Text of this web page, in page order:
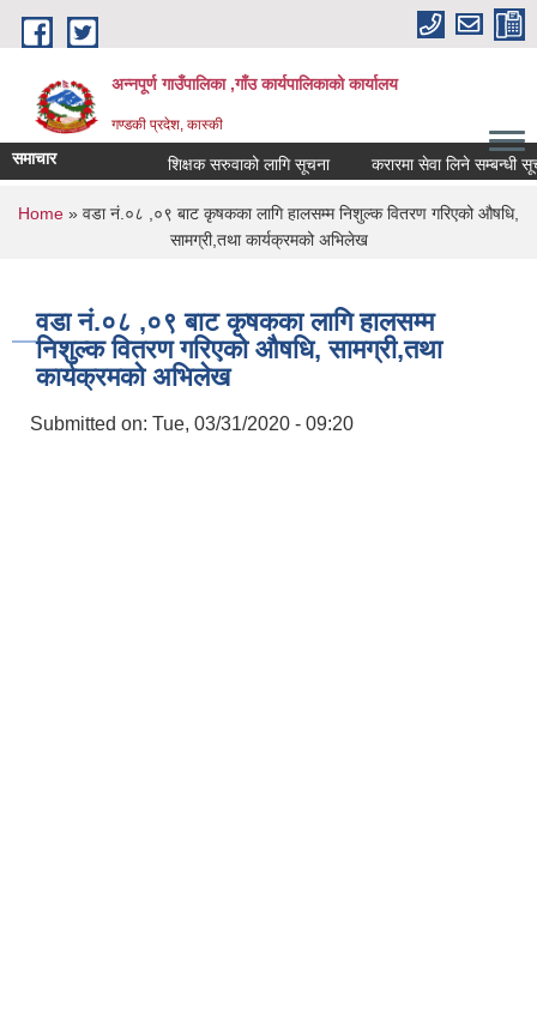
Skip to main content
अन्नपूर्ण गाउँपालिका ,गाँउ कार्यपालिकाको कार्यालय
गण्डकी प्रदेश, कास्की
समाचार शिक्षक सरुवाको लागि सूचना करारमा सेवा लिने सम्बन्धी सूचना
You are here
Home » वडा नं.०८ ,०९ बाट कृषकका लागि हालसम्म निशुल्क वितरण गरिएको औषधि,
सामग्री,तथा कार्यक्रमको अभिलेख
वडा नं.०८ ,०९ बाट कृषकका लागि हालसम्म
निशुल्क वितरण गरिएको औषधि, सामग्री,तथा
कार्यक्रमको अभिलेख
Submitted on: Tue, 03/31/2020 - 09:20